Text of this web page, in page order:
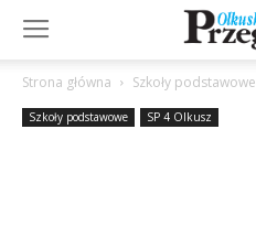
Strona główna Szkoły podstawowe
Szkoły podstawowe SP 4 Olkusz